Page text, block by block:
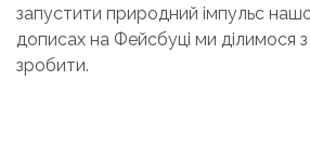
запустити природний імпульс
дописах на Фейсбуці ми ділимося
зробити.